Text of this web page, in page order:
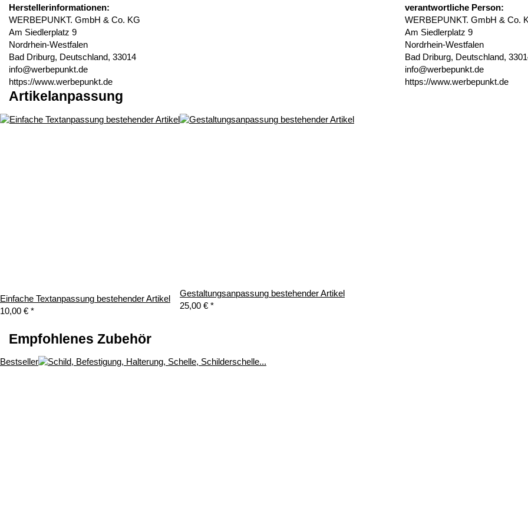
Herstellerinformationen:
WERBEPUNKT. GmbH & Co. KG
Am Siedlerplatz 9
Nordrhein-Westfalen
Bad Driburg, Deutschland, 33014
info@werbepunkt.de
https://www.werbepunkt.de
verantwortliche Person:
WERBEPUNKT. GmbH & Co.
Am Siedlerplatz 9
Nordrhein-Westfalen
Bad Driburg, Deutschland,
info@werbepunkt.de
https://www.werbepunkt.de
Artikelanpassung
Einfache Textanpassung bestehender Artikel
10,00 € *
Gestaltungsanpassung bestehender Artikel
25,00 € *
Empfohlenes Zubehör
Bestseller